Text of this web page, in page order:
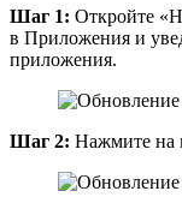
Шаг 1: Откройте
в Приложения и
приложения.
Шаг 2: Нажмите на